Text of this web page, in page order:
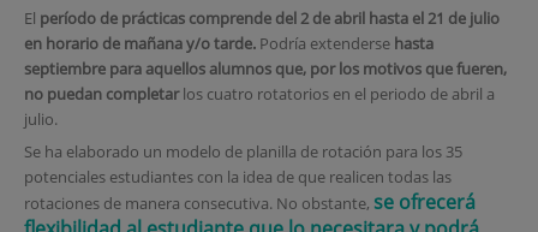
El período de prácticas comprende del 2 de abril hasta el 21 de julio
en horario de mañana y/o tarde.Podría extenderse hasta
septiembre para aquellos alumnos que, por los motivos que fueren,
no puedan completarlos cuatro rotatorios en el periodo de abril a
julio.
Se ha elaborado un modelo de planilla de rotación para los 35
potenciales estudiantes con la idea de que realicen todas las
rotaciones de manera consecutiva. No obstante, se ofrecerá